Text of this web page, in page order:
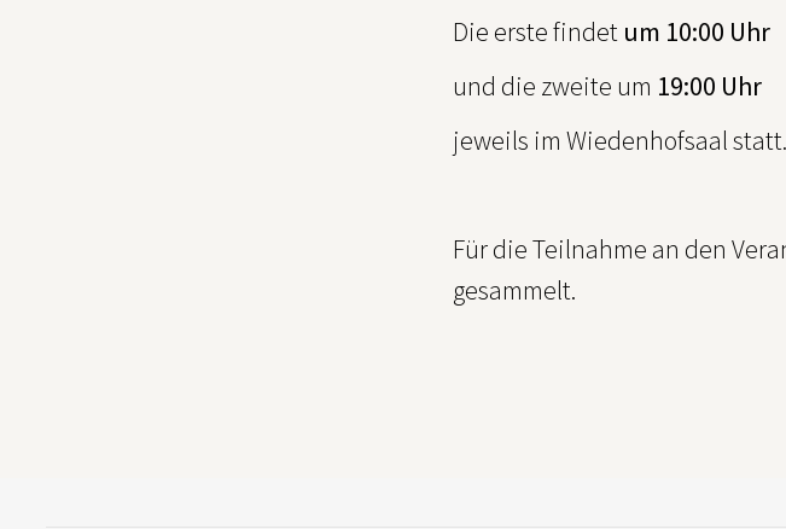
Die erste findet um 10:00 Uhr
und die zweite um 19:00 Uhr
jeweils im Wiedenhofsaal statt.
Für die Teilnahme an den
gesammelt.